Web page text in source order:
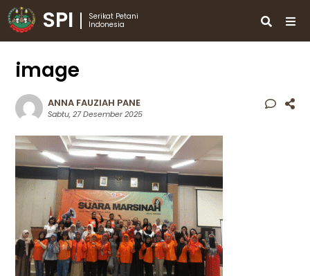
SPI
Serikat Petani
Indonesia
image
ANNA FAUZIAH PANE
Sabtu, 27 Desember 2025